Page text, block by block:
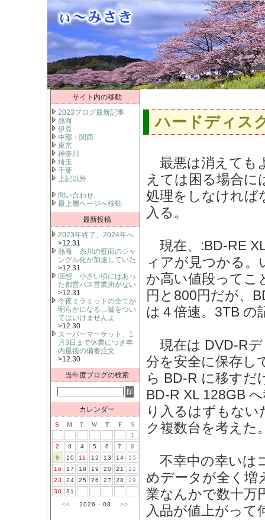
サイト内の移動
2023ブログ最新記事
熱海
伊豆
中部・関西
東京
神奈川
埼玉
千葉
上記以外
問い合わせ
最上層ページへ移動
最新投稿
2023年終了、2024年へ
>12.31
熱海 糸川の壁面のジャ
ングル化が加速していた
>12.31
回想 小さい頃にはあっ
た都営バス営業所がない
>12.31
今夜ミラミッドの全てが
明らかになる…嘘をつい
てはいけませんよ
>12.30
スーパーマーケット、1
月3日まで休業につき年
内最後の備蓄注文
>12.30
当年度ブログの検索
カレンダー
S M T W T F
S
1
2
3 4 5 6 7
8
9
10 11 12 13 14
15
16
17 18 19 20 21
22
23
24 25 26 27 28
29
30
31
<< 2026 - 08 >>
ハードディス
最悪は消えても
えては困る場合に
処理をしなければ
入る。
現在、:BD-RE
ィアが見つかる
か高い値段ってこ
円と800円だが、
は４倍速。3TB の
現在は DVD-Rデ
分を安全に保存し
ら BD-R に移す
BD-R XL 128GB
り入るはずもな
ク複数台を考えた
不幸中の幸いは
めデータが全く増
業なんかで数十万
入品が値上がって